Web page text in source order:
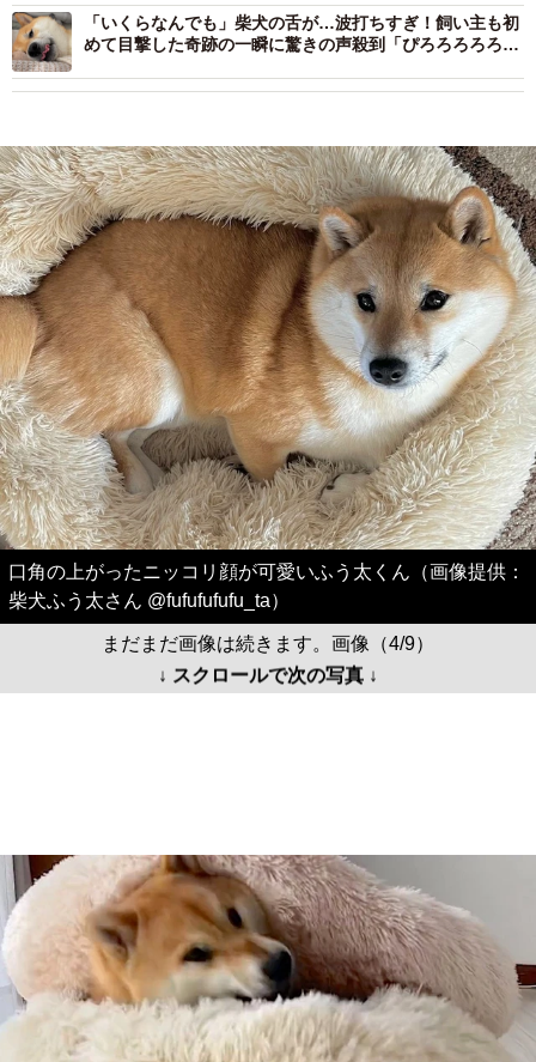
「いくらなんでも」柴犬の舌が…波打ちすぎ！飼い主も初
めて目撃した奇跡の一瞬に驚きの声殺到「ぴろろろろろ」
口角の上がったニッコリ顔が可愛いふう太くん（画像提供：
柴犬ふう太さん @fufufufufu_ta）
まだまだ画像は続きます。画像（4/9）
↓ スクロールで次の写真 ↓